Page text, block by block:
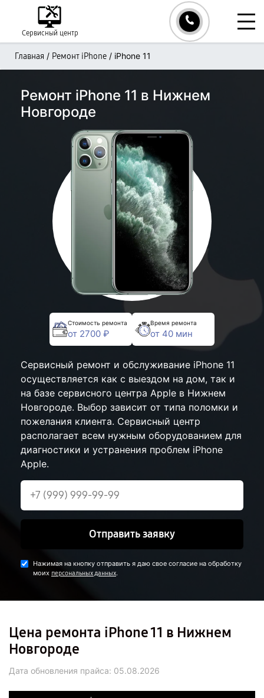
Сервисный центр
Главная / Ремонт iPhone / iPhone 11
Ремонт iPhone 11 в Нижнем
Новгороде
Стоимость ремонта
от 2700 ₽
Время ремонта
от 40 мин
Сервисный ремонт и обслуживание iPhone 11
осуществляется как с выездом на дом, так и
на базе сервисного центра Apple в Нижнем
Новгороде. Выбор зависит от типа поломки и
пожелания клиента. Сервисный центр
располагает всем нужным оборудованием для
диагностики и устранения проблем iPhone
Apple.
Отправить заявку
Нажимая на кнопку отправить я даю свое согласие на обработку
моих персональных данных.
Цена ремонта iPhone 11 в Нижнем
Новгороде
Дата обновления прайса: 05.08.2026